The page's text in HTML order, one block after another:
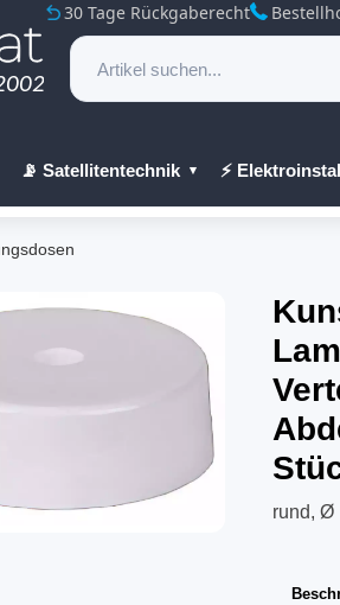
30 Tage Rückgaberecht
📡 Satellitentechnik ⚡
rund, Ø